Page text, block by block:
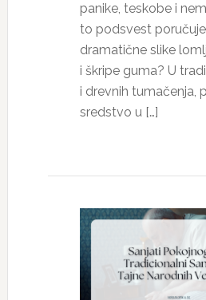
panike, teskobe i
to podsvest
dramatične slike
i škripe guma? U
i drevnih tumačenja,
sredstvo u […]